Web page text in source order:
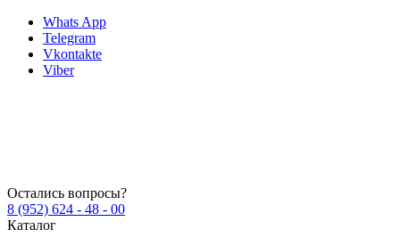
Whats App
Telegram
Vkontakte
Viber
Остались вопросы?
8 (952) 624 - 48 - 00
Каталог